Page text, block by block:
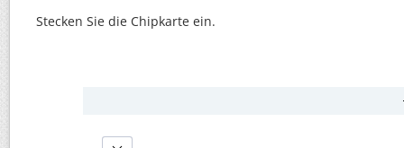
Stecken Sie die Chipkarte ein.